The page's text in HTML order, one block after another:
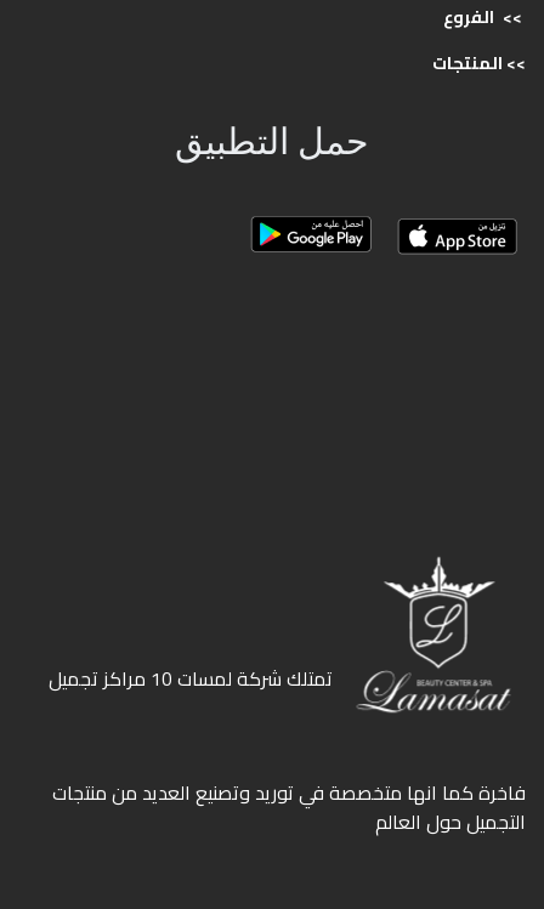
>> الفروع
>>المنتجات
حمل التطبيق
ﺗﻤﺘﻠﻚ ﺷﺮﻛﺔ ﻟﻤﺴﺎت 10 ﻣﺮاﻛﺰ ﺗﺠﻤﻴﻞ
ﻓﺎﺧﺮة كما انها ﻣﺘﺨﺼﺼﺔ ﻓﻲ ﺗﻮرﻳﺪ وﺗﺼﻨﻴﻊ اﻟﻌﺪﻳﺪ ﻣﻦ ﻣﻨﺘﺠﺎت
اﻟﺘﺠﻤﻴﻞ ﺣﻮل اﻟﻌﺎﻟﻢ